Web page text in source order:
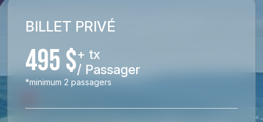
BILLET PRIVÉ
495 $+ tx
/ Passager
*minimum 2 passagers